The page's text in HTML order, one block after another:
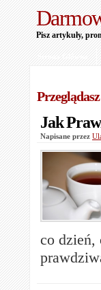
Pisz artykuły,
Jak
Napisane przez
co dzień,